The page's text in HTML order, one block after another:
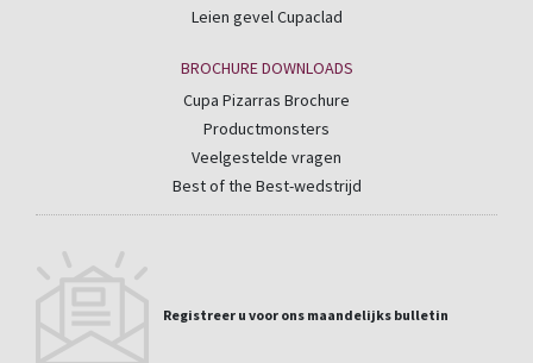
Leien gevel Cupaclad
BROCHURE DOWNLOADS
Cupa Pizarras Brochure
Productmonsters
Veelgestelde vragen
Best of the Best-wedstrijd
Registreer u voor ons maandelijks bulletin